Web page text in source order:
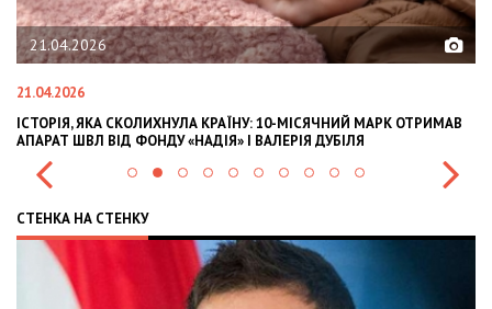
21.04.2026
21.04.2026
ІСТОРІЯ, ЯКА СКОЛИХНУЛА КРАЇНУ: 10-МІСЯЧНИЙ МАРК ОТРИМАВ
АПАРАТ ШВЛ ВІД ФОНДУ «НАДІЯ» І ВАЛЕРІЯ ДУБІЛЯ
СТЕНКА НА СТЕНКУ